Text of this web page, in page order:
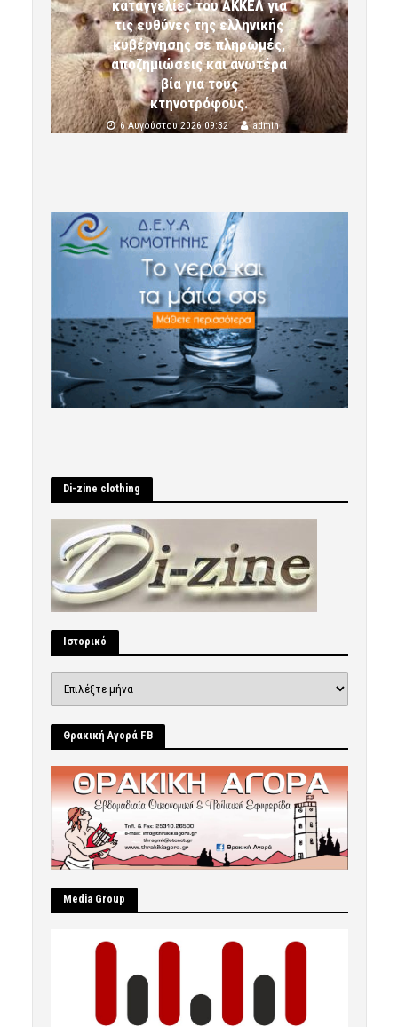
καταγγελίες του ΑΚΚΕΛ για
τις ευθύνες της ελληνικής
κυβέρνησης σε πληρωμές,
αποζημιώσεις και ανωτέρα
βία για τους
κτηνοτρόφους.
6 Αυγούστου 2026 09:32 admin
Di-zine clothing
Ιστορικό
Θρακική Αγορά FB
Μedia Group